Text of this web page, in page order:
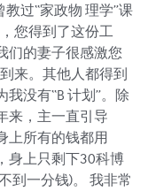
过“家政物 理学”课
您得到了这份工
们的妻子很感激您
来。其他人都得到
没有“B 计划”。除
来，主一直引导
上所有的钱都用
身上只剩下30科博
到一分钱)。 我非常